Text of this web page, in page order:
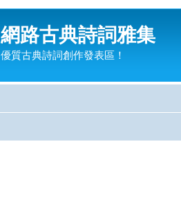
網路古典詩詞雅集
優質古典詩詞創作發表區！